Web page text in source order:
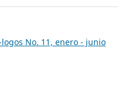
No. 11, enero - junio